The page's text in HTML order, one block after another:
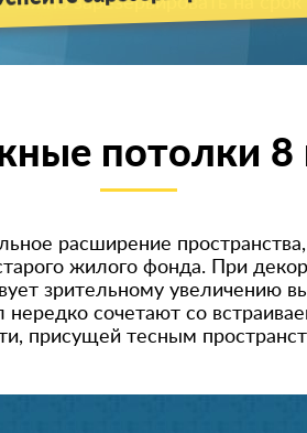
потолки 8
расширение
жилого фонда. При
зрительному увеличению
нередко сочетают со
присущей тесным